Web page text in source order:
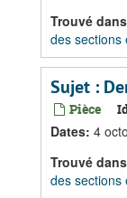
Trouvé
des sections
Sujet :
Pièce
Dates: 4
Trouvé
des sections